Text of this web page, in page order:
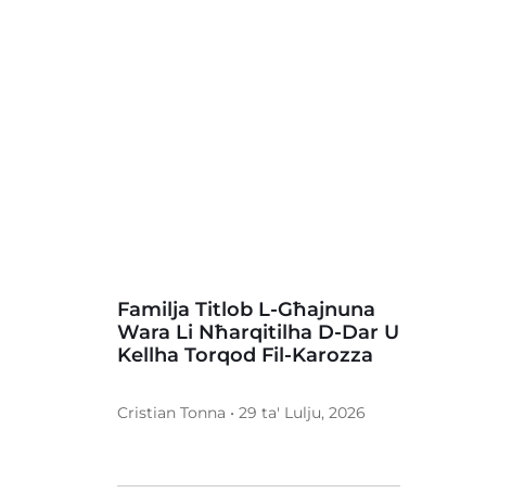
Familja Titlob L-Għajnuna
Wara Li Nħarqitilha D-Dar U
Kellha Torqod Fil-Karozza
Cristian Tonna • 29 ta' Lulju, 2026